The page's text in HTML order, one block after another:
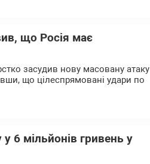
що Росія має
засудив нову масовану атаку
що цілеспрямовані удари по
6 мільйонів гривень у